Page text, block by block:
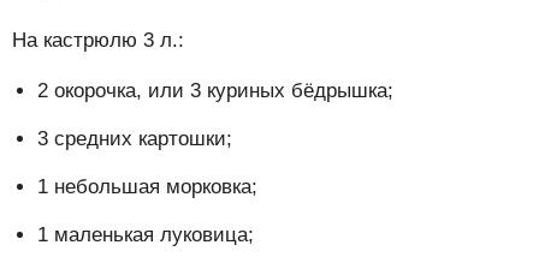
На кастрюлю 3 л.:
2 окорочка, или 3 куриных бёдрышка;
3 средних картошки;
1 небольшая морковка;
1 маленькая луковица;